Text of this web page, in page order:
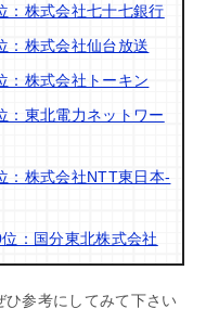
：株式会社七十七銀行
：株式会社仙台放送
：株式会社トーキン
：東北電力ネットワー
：株式会社NTT東日本-
：国分東北株式会社
参考にしてみて下さい